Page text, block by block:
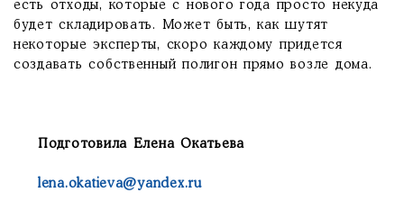
есть отходы, которые с нового года просто некуда
будет складировать. Может быть, как шутят
некоторые эксперты, скоро каждому придется
создавать собственный полигон прямо возле дома.
Подготовила Елена Окатьева
lena.okatieva@yandex.ru